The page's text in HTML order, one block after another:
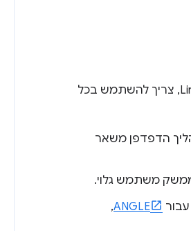
. כדי להפעיל אותו ב-Linux, צריך להשתמש בכל
הדפדפן משאר
משתמש גלוי.
עבור ANGLE
,